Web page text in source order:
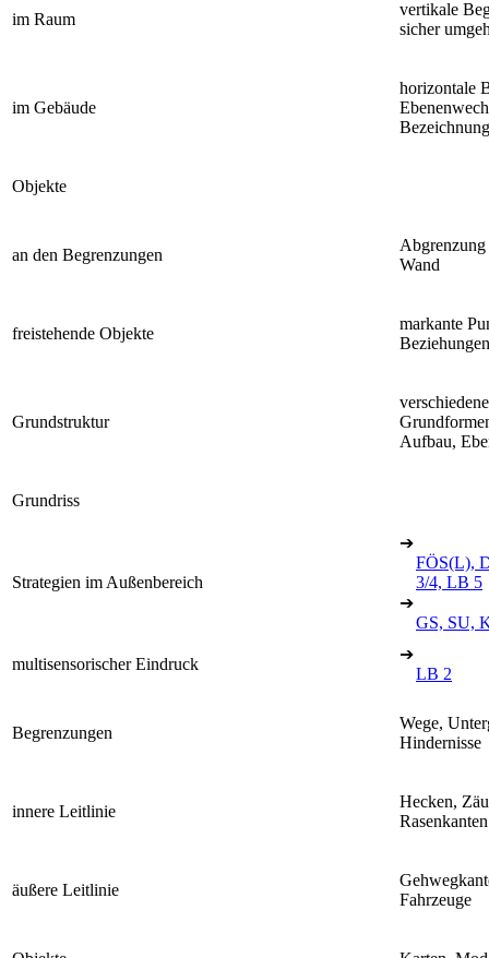
im Raum
vertikale
sicher
im Gebäude
horizontale
Objekte
an den Begrenzungen
Wand
freistehende Objekte
markante
Grundstruktur
verschiedene
Aufbau,
Grundriss
Strategien im Außenbereich
➔
FÖS(L),
3/4, LB 5
➔
GS, SU,
multisensorischer Eindruck
➔
LB 2
Begrenzungen
Wege,
Hindernisse
innere Leitlinie
Hecken,
Rasenkanten
äußere Leitlinie
Fahrzeuge